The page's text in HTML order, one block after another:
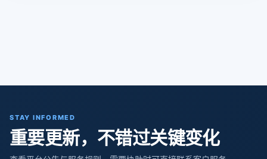
STAY INFORMED
重要更新，不错过关键变化